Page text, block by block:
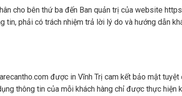
cho bên thứ ba đến Ban quản trị của website
tin, phải có trách nhiệm trả lời lý do và hướng dẫn
được in Vĩnh Trị cam kết bảo mật
thông tin của mỗi khách hàng chỉ được thực hiện